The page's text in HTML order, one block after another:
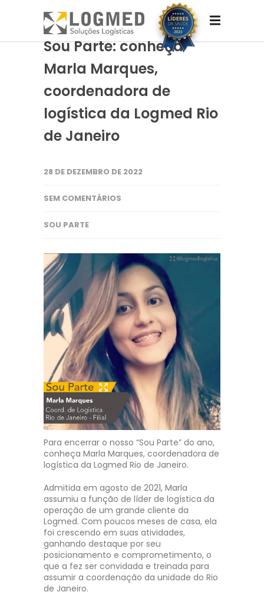
Sou Parte: conheça
Marla Marques,
coordenadora de
logística da Logmed Rio
de Janeiro
28 DE DEZEMBRO DE 2022
SEM COMENTÁRIOS
SOU PARTE
Para encerrar o nosso “Sou Parte” do ano,
conheça Marla Marques, coordenadora de
logística da Logmed Rio de Janeiro.
Admitida em agosto de 2021, Marla
assumiu a função de líder de logística da
operação de um grande cliente da
Logmed. Com poucos meses de casa, ela
foi crescendo em suas atividades,
ganhando destaque por seu
posicionamento e comprometimento, o
que a fez ser convidada e treinada para
assumir a coordenação da unidade do Rio
de Janeiro.